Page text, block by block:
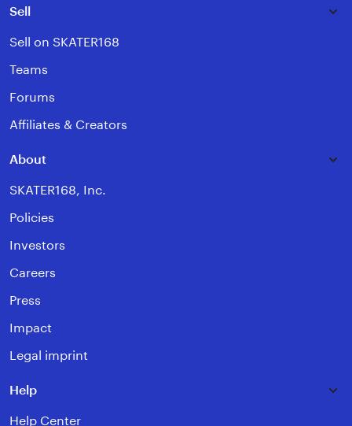
Sell
Sell on SKATER168
Teams
Forums
Affiliates & Creators
About
SKATER168, Inc.
Policies
Investors
Careers
Press
Impact
Legal imprint
Help
Help Center